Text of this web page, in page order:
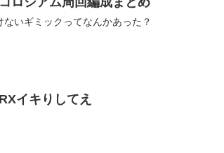
いギミックってなんかあった？
イキりしてえ